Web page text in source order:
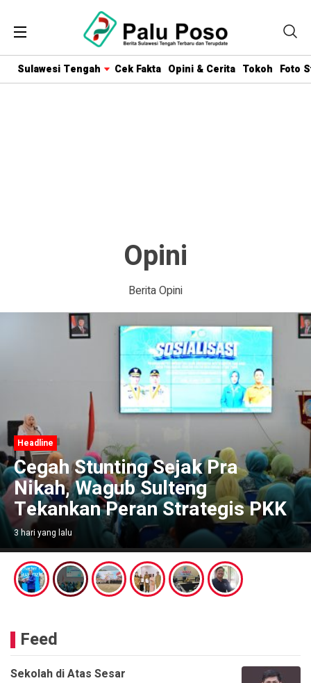
Sulawesi Tengah Cek Fakta Opini & Cerita Tokoh Foto
Opini
Berita Opini
Headline
Cegah Stunting Sejak Pra
Nikah, Wagub Sulteng
Tekankan Peran Strategis PKK
3 hari yang lalu
Feed
Sekolah di Atas Sesar